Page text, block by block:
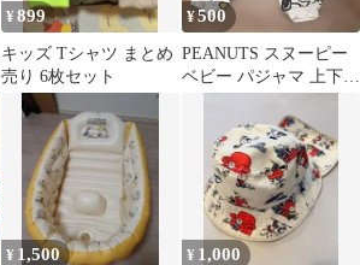
¥899
キッズ Tシャツ まとめ
売り 6枚セット
¥500
PEANUTS スヌーピー
ベビー パジャマ 上下セ
¥ 1,500 ¥ 1,000